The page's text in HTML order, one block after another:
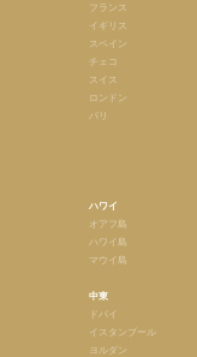
フランス
イギリス
スペイン
チェコ
スイス
ロンドン
パリ
ハワイ
オアフ島
ハワイ島
マウイ島
中東
ドバイ
イスタンブール
ヨルダン